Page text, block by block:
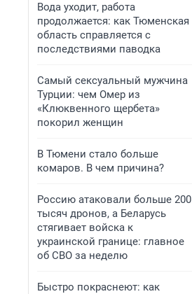
Вода уходит, работа
продолжается: как Тюменская
область справляется с
последствиями паводка
Самый сексуальный мужчина
Турции: чем Омер из
«Клюквенного щербета»
покорил женщин
В Тюмени стало больше
комаров. В чем причина?
Россию атаковали больше 200
тысяч дронов, а Беларусь
стягивает войска к
украинской границе: главное
об СВО за неделю
Быстро покраснеют: как